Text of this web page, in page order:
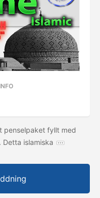
penselpaket fyllt med
islamiska